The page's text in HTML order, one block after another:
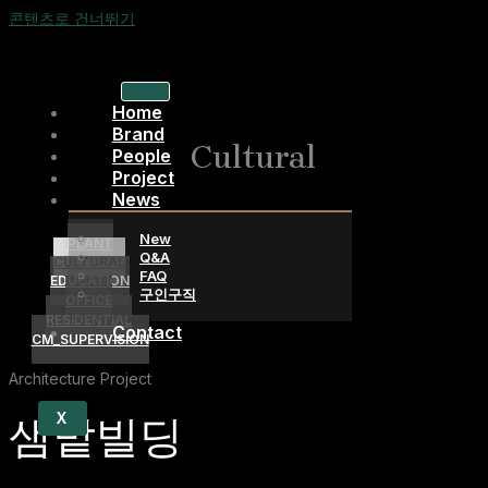
콘텐츠로 건너뛰기
Home
Brand
People
Project
News
New
Q&A
FAQ
구인구직
Contact
X
Cultural
PLANT
CULTURAL
EDUCATION
OFFICE
RESIDENTIAL
CM_SUPERVISION
Architecture Project
샘밭빌딩